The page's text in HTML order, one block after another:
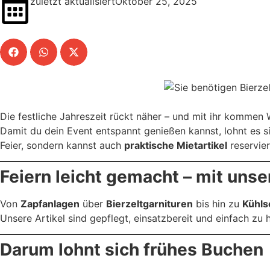
Die festliche Jahreszeit rückt näher – und mit ihr kommen
Damit du dein Event entspannt genießen kannst, lohnt es
Feier, sondern kannst auch praktische Mietartikel
Feiern leicht gemacht – mit
Von Zapfanlagen über Bierzeltgarnituren bis hin zu
Unsere Artikel sind gepflegt, einsatzbereit und einfach zu
Darum lohnt sich frühes Buchen